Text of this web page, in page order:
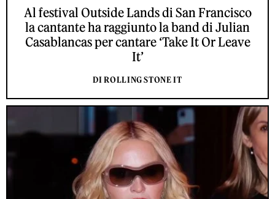
Al festival Outside Lands di San Francisco
la cantante ha raggiunto la band di Julian
Casablancas per cantare ‘Take It Or Leave
It’
DI ROLLING STONE IT